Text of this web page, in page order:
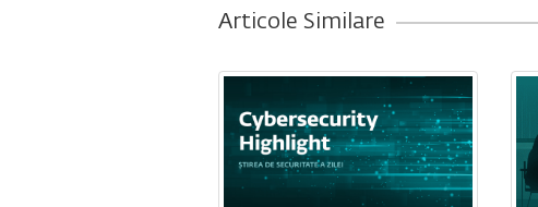
Articole Similare